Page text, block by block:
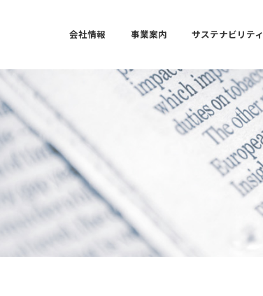
会社情報 事業案内 サステナビリティ